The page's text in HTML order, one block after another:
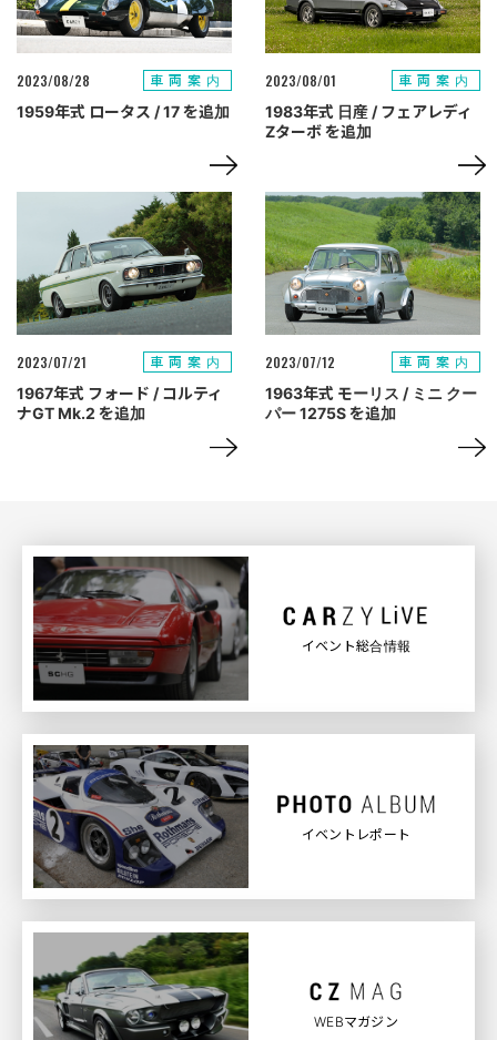
2023/08/28 車両案内
1959年式 ロータス / 17 を追加
2023/08/01 車両案内
1983年式 日産 / フェアレディ
Zターボ を追加
2023/07/21 車両案内
1967年式 フォード / コルティ
ナGT Mk.2 を追加
2023/07/12 車両案内
1963年式 モーリス / ミニ クー
パー 1275S を追加
イベント総合情報
イベントレポート
WEBマガジン